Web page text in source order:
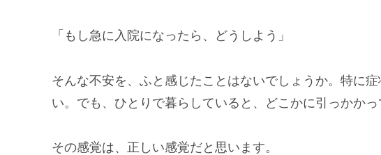
「もし急に入院になったら、どうしよう」
そんな不安を、ふと感じたことはないでしょうか。特に
い。でも、ひとりで暮らしていると、どこかに引っかかっ
その感覚は、正しい感覚だと思います。